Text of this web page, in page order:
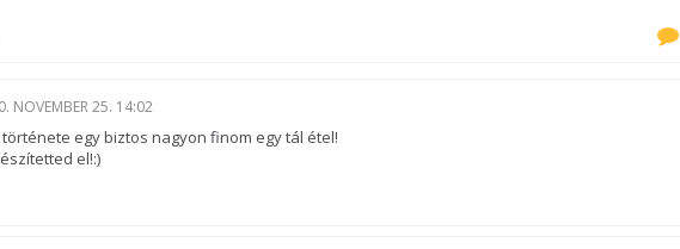
NOVEMBER 25. 14:02
egy biztos nagyon finom egy tál étel!
el!:)